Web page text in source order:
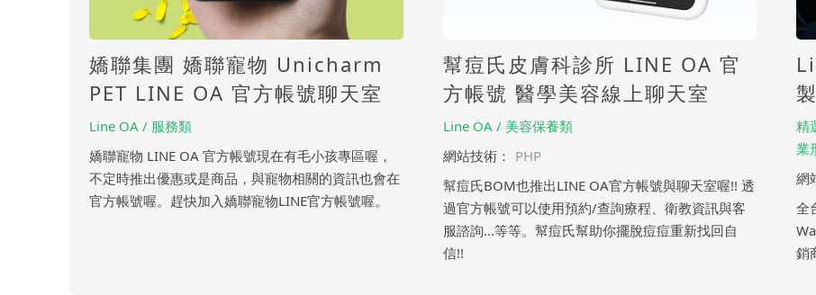
嬌聯集團 嬌聯寵物 Unicharm
PET LINE OA 官方帳號聊天室
Line OA / 服務類
嬌聯寵物 LINE OA 官方帳號現在有毛小孩專區喔，
不定時推出優惠或是商品，與寵物相關的資訊也會在
官方帳號喔。趕快加入嬌聯寵物LINE官方帳號喔。
幫痘氏皮膚科診所 LINE OA 官
方帳號 醫學美容線上聊天室
Line OA / 美容保養類
網站技術： PHP
幫痘氏BOM也推出LINE OA官方帳號與聊天室喔!! 透
過官方帳號可以使用預約/查詢療程、衛教資訊與客
服諮詢...等等。幫痘氏幫助你擺脫痘痘重新找回自
信!!
精
業
網
全
銷